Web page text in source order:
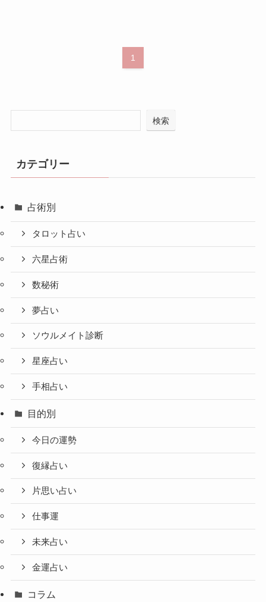
1
検索
カテゴリー
占術別
タロット占い
六星占術
数秘術
夢占い
ソウルメイト診断
星座占い
手相占い
目的別
今日の運勢
復縁占い
片思い占い
仕事運
未来占い
金運占い
コラム